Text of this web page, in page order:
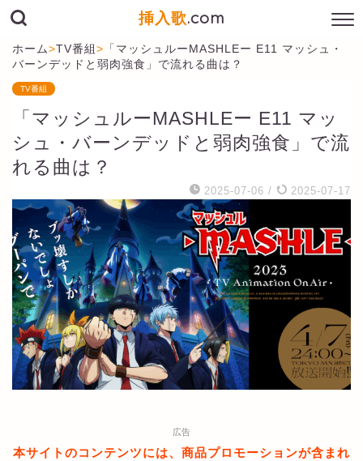
挿入歌.com
ホーム>TV番組> 「マッシュルーMASHLEー E11 マッシュ・
バーンデッドと弱肉強食」で流れる曲は？
TV番組
「マッシュルーMASHLEー E11 マッ
シュ・バーンデッドと弱肉強食」で流
れる曲は？
2025-07-06 / 2025-07-17
広告
本サイトのコンテンツには、商品プロモーションが含まれ